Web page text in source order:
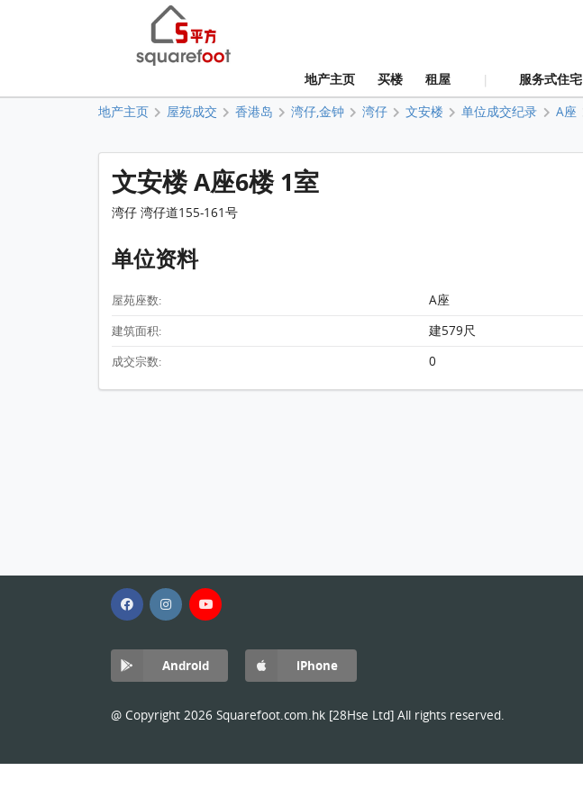
地产主页 买楼 租屋 | 服务式住宅
地产主页 屋苑成交 香港岛 湾仔,金钟 湾仔 文安楼 单位成交纪录 A座
文安楼 A座6楼 1室
湾仔 湾仔道155-161号
单位资料
屋苑座数: A座
建筑面积: 建579尺
成交宗数: 0
Android iPhone
@ Copyright 2026 Squarefoot.com.hk [28Hse Ltd] All rights reserved.